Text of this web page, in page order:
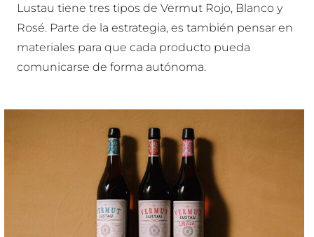
Lustau tiene tres tipos de Vermut Rojo, Blanco y
Rosé. Parte de la estrategia, es también pensar en
materiales para que cada producto pueda
comunicarse de forma autónoma.